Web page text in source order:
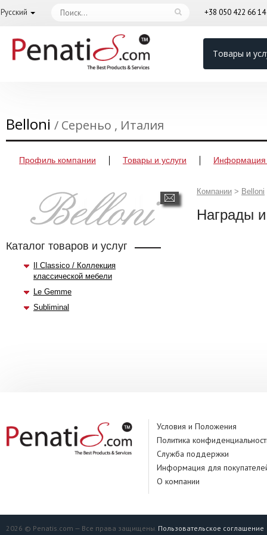
Русский +38 050 422 66 14
Товары и
Belloni / Сереньо , Италия
Профиль компании Товары и услуги Информация
Каталог товаров и услуг
Il Classico / Коллекция
классической мебели
Le Gemme
Subliminal
Компании > Belloni
Награды
Условия и Положения
Политика
Служба поддержки
Информация для
О компании
2026 © Penatis.com — Все права защищены. Пользовательское соглашение